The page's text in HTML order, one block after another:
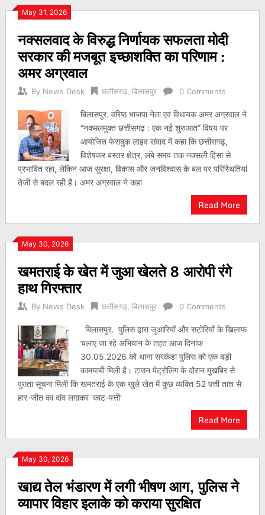
May 31, 2026
नक्सलवाद के विरुद्ध निर्णायक सफलता मोदी
सरकार की मजबूत इच्छाशक्ति का परिणाम :
अमर अग्रवाल
By News Desk छत्तीसगढ़, बिलासपुर 0 Comments
बिलासपुर. वरिष्ठ भाजपा नेता एवं विधायक अमर अग्रवाल ने
“नक्सलमुक्त छत्तीसगढ़ : एक नई शुरुआत” विषय पर
आयोजित फेसबुक लाइव संवाद में कहा कि छत्तीसगढ़,
विशेषकर बस्तर क्षेत्र, लंबे समय तक नक्सली हिंसा से
प्रभावित रहा, लेकिन आज सुरक्षा, विकास और जनविश्वास के बल पर परिस्थितियां
तेजी से बदल रही हैं। अमर अग्रवाल ने कहा
Read More
May 30, 2026
खमतराई के खेत में जुआ खेलते 8 आरोपी रंगे
हाथ गिरफ्तार
By News Desk छत्तीसगढ़, बिलासपुर 0 Comments
बिलासपुर. पुलिस द्वारा जुआरियों और सटोरियों के खिलाफ
चलाए जा रहे अभियान के तहत आज दिनांक
30.05.2026 को थाना सरकंडा पुलिस को एक बड़ी
कामयाबी मिली है। टाउन पेट्रोलिंग के दौरान मुखबिर से
पुख्ता सूचना मिली कि खमतराई के एक खुले खेत में कुछ व्यक्ति 52 पत्ती ताश से
हार-जीत का दांव लगाकर ‘काट-पत्ती’
Read More
May 30, 2026
खाद्य तेल भंडारण में लगी भीषण आग, पुलिस ने
व्यापार विहार इलाके को कराया सुरक्षित